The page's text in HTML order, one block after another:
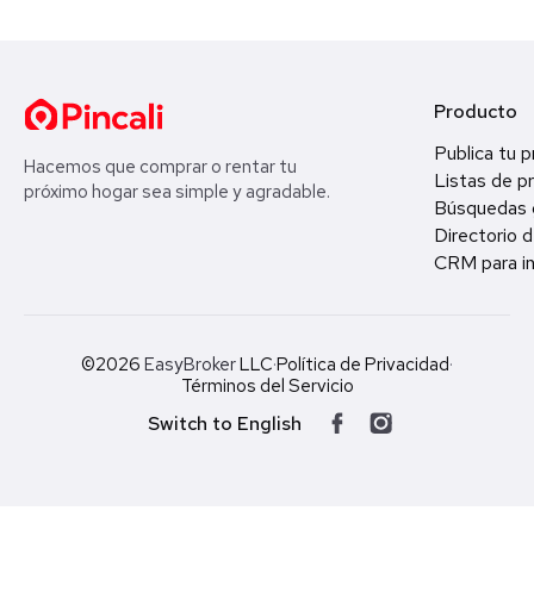
Hacemos que comprar o rentar tu
próximo hogar sea simple y agradable.
Producto
Publica tu
Listas de
Búsquedas
Directorio
CRM para
©2026 EasyBrokerLLC·Política de Privacidad·
Términos del Servicio
Switch to English